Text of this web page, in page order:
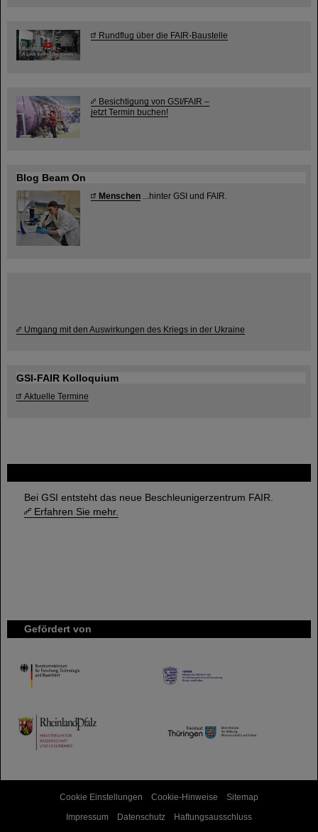
Bei GSI entsteht das neue Beschleunigerzentrum FAIR.
Erfahren Sie mehr.
Gefördert von
HMWK
TMWWDG
Rundflug über die FAIR-Baustelle
Besichtigung von GSI/FAIR –
jetzt Termin buchen!
Blog Beam On
Menschen ...hinter GSI und FAIR.
Umgang mit den Auswirkungen des Kriegs in der Ukraine
GSI-FAIR Kolloquium
Aktuelle Termine
Cookie Einstellungen Cookie-Hinweise
Sitemap
Impressum
Datenschutz
Haftungsausschluss